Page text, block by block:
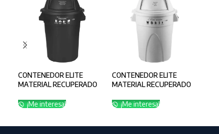
CONTENEDOR ELITE
MATERIAL RECUPERADO
APROVECHAB
¡Me interesa!
CONTENEDOR ELITE
MATERIAL RECUPERADO
APROVECHABLE
¡Me interesa!